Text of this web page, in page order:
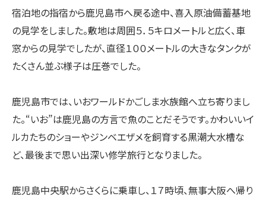
宿泊地の指宿から鹿児島市へ戻る途中、喜入原油備蓄基地
の見学をしました。敷地は周囲５．５キロメートルと広く、車
窓からの見学でしたが、直径１００メートルの大きなタンクが
たくさん並ぶ様子は圧巻でした。
鹿児島市では、いおワールドかごしま水族館へ立ち寄りまし
た。“いお”は鹿児島の方言で魚のことだそうです。かわいいイ
ルカたちのショーやジンベエザメを飼育する黒潮大水槽な
ど、最後まで思い出深い修学旅行となりました。
鹿児島中央駅からさくらに乗車し、１７時頃、無事大阪へ帰り